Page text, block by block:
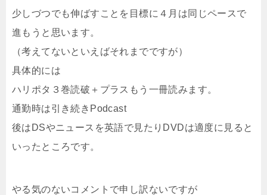
少しづつでも伸ばすことを目標に４月は同じペースで
進もうと思います。
（考えてないといえばそれまでですが）
具体的には
ハリポタ３巻読破＋プラスもう一冊読みます。
通勤時は引き続きPodcast
後はDSやニュースを英語で見たりDVDは適度に見ると
いったところです。
やる気のないコメントで申し訳ないですが